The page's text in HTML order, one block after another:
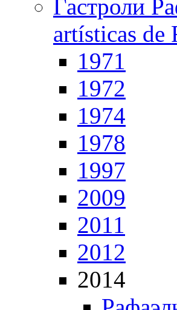
Гастроли
artísticas de
1971
1972
1974
1978
1997
2009
2011
2012
2014